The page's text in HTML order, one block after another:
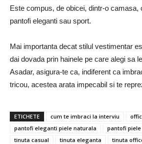
Este compus, de obicei, dintr-o camasa,
pantofi eleganti sau sport.
Mai importanta decat stilul vestimentar
dai dovada prin hainele pe care alegi sa
Asadar, asigura-te ca, indiferent ca
tricou, acestea arata impecabil si te
ETICHETE cum te imbraci la interviu
pantofi eleganti piele naturala
pantofi
tinuta casual
tinuta eleganta tinuta